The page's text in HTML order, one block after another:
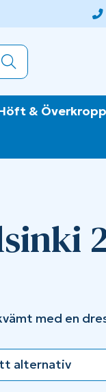
& Överkropp
med en